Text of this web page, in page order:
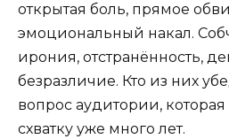
открытая боль, прямое
эмоциональный накал.
ирония, отстранённость,
безразличие. Кто из них
вопрос аудитории, которая
схватку уже много лет.